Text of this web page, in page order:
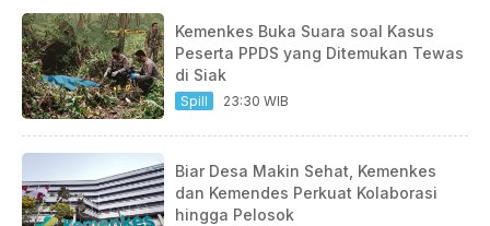
Kemenkes Buka Suara soal Kasus
Peserta PPDS yang Ditemukan Tewas
di Siak
Spill 23:30 WIB
Biar Desa Makin Sehat, Kemenkes
dan Kemendes Perkuat Kolaborasi
hingga Pelosok